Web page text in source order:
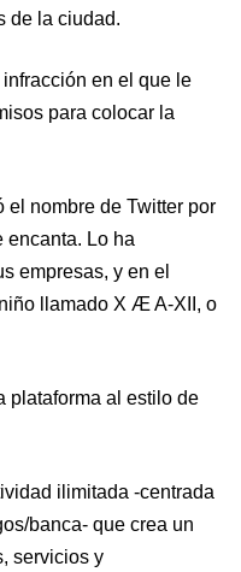
de la ciudad.
en el que le
para colocar la
el nombre de Twitter por
encanta. Lo ha
empresas, y en el
llamado X Æ A-XII, o
plataforma al estilo de
ilimitada -centrada
banca- que crea un
servicios y